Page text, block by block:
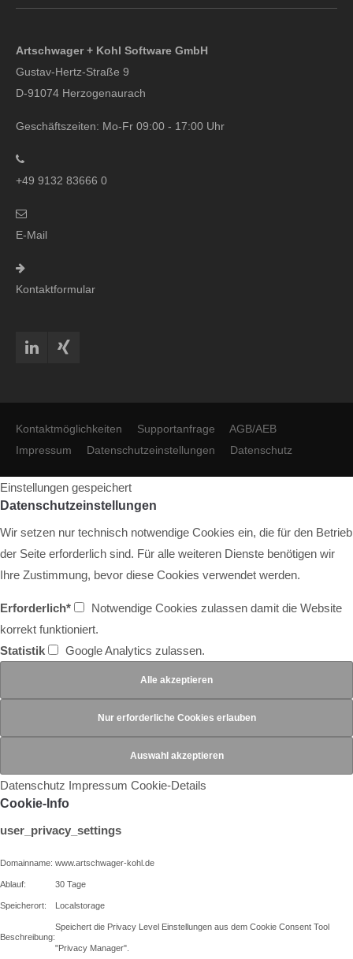
Artschwager + Kohl Software GmbH
Gustav-Hertz-Straße 9
D-91074 Herzogenaurach
Geschäftszeiten: Mo-Fr 09:00 - 17:00 Uhr
+49 9132 83666 0
E-Mail
Kontaktformular
Kontaktmöglichkeiten Supportanfrage
AGB/AEB
Impressum
Datenschutzeinstellungen Datenschutz
Einstellungen gespeichert
Datenschutzeinstellungen
Wir setzen nur technisch notwendige Cookies ein, die für den Betrieb
der Seite erforderlich sind. Für alle weiteren Dienste benötigen wir
Ihre Zustimmung, bevor diese Cookies verwendet werden.
Erforderlich*
Notwendige Cookies zulassen damit die Website
korrekt funktioniert.
Statistik
Google Analytics zulassen.
Datenschutz Impressum Cookie-Details
Cookie-Info
user_privacy_settings
Domainname: www.artschwager-kohl.de
Ablauf: 30 Tage
Speicherort: Localstorage
Beschreibung:
Speichert die Privacy Level Einstellungen aus dem Cookie Consent Tool
"Privacy Manager".